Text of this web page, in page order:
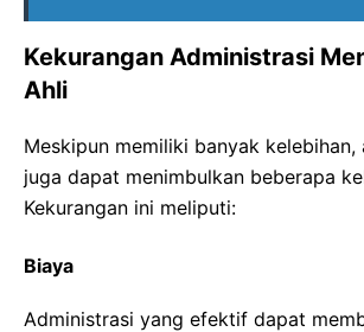
Kekurangan Administrasi
Ahli
Meskipun memiliki banyak kelebihan,
juga dapat menimbulkan beberapa
Kekurangan ini meliputi:
Biaya
Administrasi yang efektif dapat